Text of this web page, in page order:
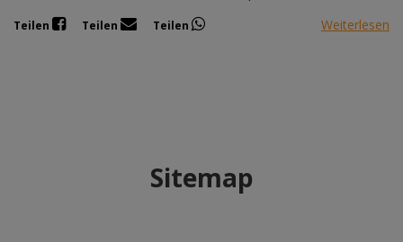
Teilen Teilen Teilen Weiterlesen
Sitemap